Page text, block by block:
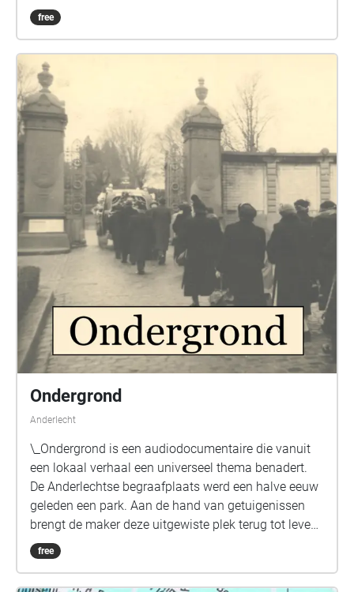
Van Wassenhove where the original eel biographies
were written, to the participants of the table read at
'Back-to-back: perspectives on artists’ writing and
publishing' at Cas-co, Leuven, and to the
conservation scientists working at the Research
Institute for Nature and Forests (INBO) in Flanders.
free
Ondergrond
Anderlecht
\_Ondergrond is een audiodocumentaire die vanuit
een lokaal verhaal een universeel thema benadert.
De Anderlechtse begraafplaats werd een halve eeuw
geleden een park. Aan de hand van getuigenissen
brengt de maker deze uitgewiste plek terug tot leven
en reconstrueert zij de verhuis en transformatie van
deze plaats. Waar en wanneer eindigen we en hoe
free